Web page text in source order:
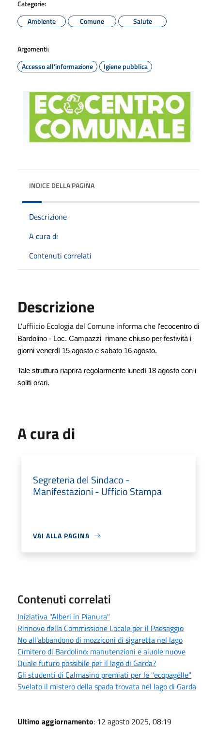
Categorie:
Ambiente
Comune Salute
Argomenti:
Accesso all'informazione
Igiene pubblica
INDICE DELLA PAGINA
Descrizione
A cura di
Contenuti correlati
Descrizione
L'uffiicio Ecologia del Comune informa che l'ecocentro di
Bardolino - Loc. Campazzi rimane chiuso per festività i
giorni venerdì 15 agosto e sabato 16 agosto.
Tale struttura riaprirà regolarmente lunedì 18 agosto con i
soliti orari.
A cura di
Segreteria del Sindaco -
Manifestazioni - Ufficio Stampa
VAI ALLA PAGINA
Contenuti correlati
Iniziativa "Alberi in Pianura"
Rinnovo della Commissione Locale per il Paesaggio
No all'abbandono di mozziconi di sigaretta nel lago
Cimitero di Bardolino: manutenzioni e aiuole nuove
Quale futuro possibile per il lago di Garda?
Gli studenti di Calmasino premiati per le "ecopagelle"
Svelato il mistero della spada trovata nel lago di Garda
Ultimo aggiornamento: 12 agosto 2025, 08:19